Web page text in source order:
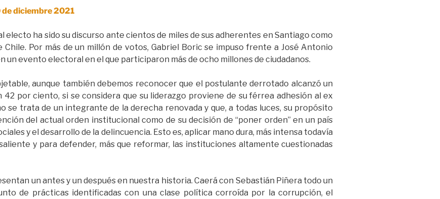
de diciembre 2021
electo ha sido su discurso ante cientos de miles de sus adherentes en Santiago como
Chile. Por más de un millón de votos, Gabriel Boric se impuso frente a José Antonio
un evento electoral en el que participaron más de ocho millones de ciudadanos.
aunque también debemos reconocer que el postulante derrotado alcanzó un
por ciento, si se considera que su liderazgo proviene de su férrea adhesión al ex
se trata de un integrante de la derecha renovada y que, a todas luces, su propósito
del actual orden institucional como de su decisión de “poner orden” en un país
y el desarrollo de la delincuencia. Esto es, aplicar mano dura, más intensa todavía
y para defender, más que reformar, las instituciones altamente cuestionadas
un antes y un después en nuestra historia. Caerá con Sebastián Piñera todo un
de prácticas identificadas con una clase política corroída por la corrupción, el